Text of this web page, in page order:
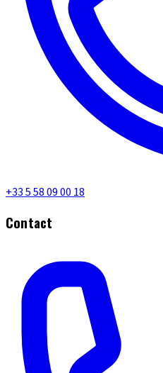
+33 5 58 09 00 18
Contact